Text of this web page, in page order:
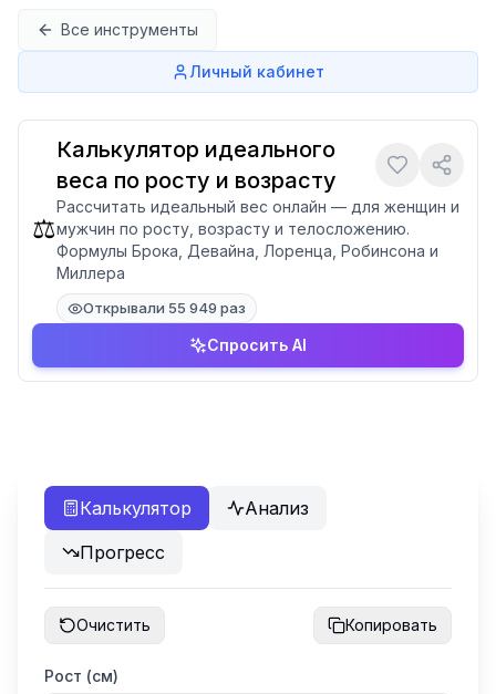
Все инструменты
Личный кабинет
⚖️
Калькулятор идеального
веса по росту и возрасту
Рассчитать идеальный вес онлайн — для женщин и
мужчин по росту, возрасту и телосложению.
Формулы Брока, Девайна, Лоренца, Робинсона и
Миллера
Открывали 55 949 раз
Спросить AI
Калькулятор
Анализ
Прогресс
Очистить Копировать
Рост (см)